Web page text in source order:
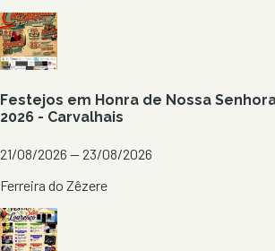
Festejos em Honra de Nossa
2026 - Carvalhais
21/08/2026 — 23/08/2026
Ferreira do Zêzere